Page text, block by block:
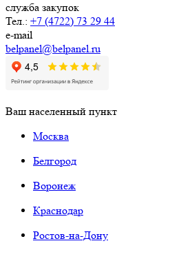
служба закупок
Тел.: +7 (4722) 73 29 44
e-mail
belpanel@belpanel.ru
Ваш населенный пункт
Москва
Белгород
Воронеж
Краснодар
Ростов-на-Дону